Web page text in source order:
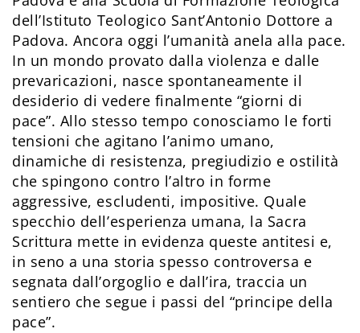
dell’Istituto Teologico Sant’Antonio Dottore a
Padova. Ancora oggi l’umanità anela alla pace.
In un mondo provato dalla violenza e dalle
prevaricazioni, nasce spontaneamente il
desiderio di vedere finalmente “giorni di
pace”. Allo stesso tempo conosciamo le forti
tensioni che agitano l’animo umano,
dinamiche di resistenza, pregiudizio e ostilità
che spingono contro l’altro in forme
aggressive, escludenti, impositive. Quale
specchio dell’esperienza umana, la Sacra
Scrittura mette in evidenza queste antitesi e,
in seno a una storia spesso controversa e
segnata dall’orgoglio e dall’ira, traccia un
sentiero che segue i passi del “principe della
pace”.